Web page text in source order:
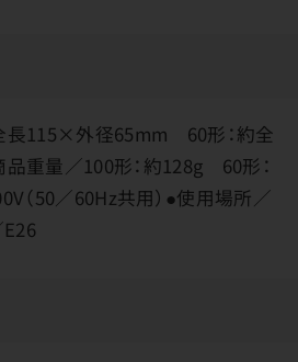
長115×外径65mm 60形：約全
重量／100形：約128g 60形：
（50／60Hz共用）●使用場所／